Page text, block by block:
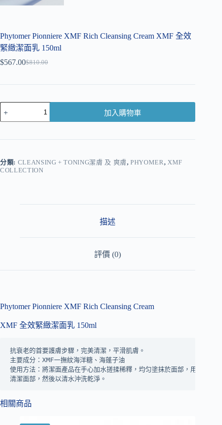
Phytomer Pionniere XMF Rich Cleansing Cream XMF 全效
緊緻潔面乳 150ml
$810.00
$567.00
加入購物車
r
n
分類: CLEANSING + TONING潔膚 及 爽膚,PHYOMER,XMF
COLLECTION
描述
評價 (0)
Phytomer Pionniere XMF Rich Cleansing Cream
XMF 全效緊緻潔面乳 150ml
抗衰老的首要護膚步驟，完美清潔，平滑肌膚。
主要成分：XMF一撫紋海洋糖、海蓬子油
使用方法：將潔面產品在手心加水搓揉稀釋，均匀塗抹於面部，用手指打圈
清潔面部，然後以清水沖洗乾淨。
相關商品